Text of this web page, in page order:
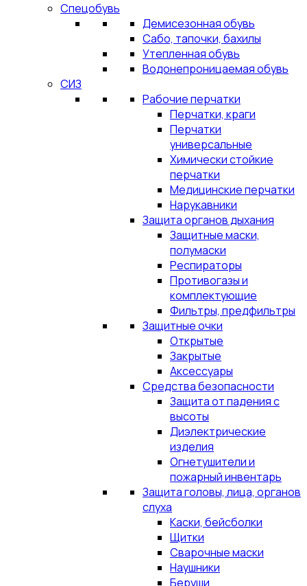
Спецобувь
Демисезонная обувь
Сабо, тапочки, бахилы
Утепленная обувь
Водонепроницаемая обувь
СИЗ
Рабочие перчатки
Перчатки, краги
Перчатки
универсальные
Химически стойкие
перчатки
Медицинские перчатки
Нарукавники
Защита органов дыхания
Защитные маски,
полумаски
Респираторы
Противогазы и
комплектующие
Фильтры, предфильтры
Защитные очки
Открытые
Закрытые
Аксессуары
Средства безопасности
Защита от падения с
высоты
Диэлектрические
изделия
Огнетушители и
пожарный инвентарь
Защита головы, лица, органов
слуха
Каски, бейсболки
Щитки
Сварочные маски
Наушники
Беруши